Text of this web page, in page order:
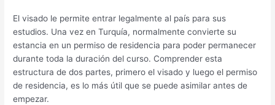
El visado le permite entrar legalmente al país para sus
estudios. Una vez en Turquía, normalmente convierte su
estancia en un permiso de residencia para poder permanecer
durante toda la duración del curso. Comprender esta
estructura de dos partes, primero el visado y luego el permiso
de residencia, es lo más útil que se puede asimilar antes de
empezar.